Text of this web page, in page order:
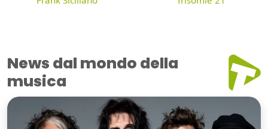
News dal mondo della
musica